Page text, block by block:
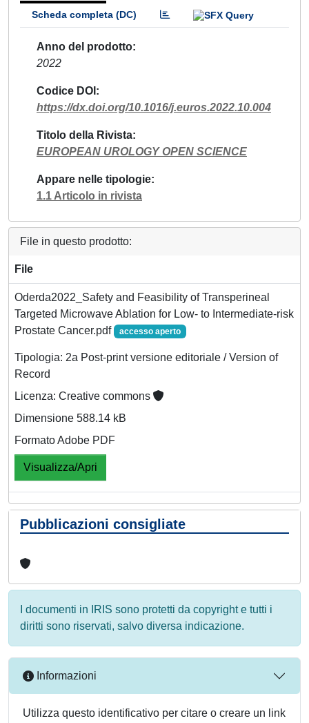
Scheda completa (DC)
Anno del prodotto
2022
Codice DOI
https://dx.doi.org/10.1016/j.euros.2022.10.004
Titolo della Rivista
EUROPEAN UROLOGY OPEN SCIENCE
Appare nelle tipologie
1.1 Articolo in rivista
File in questo prodotto:
File
Oderda2022_Safety and Feasibility of Transperineal
Targeted Microwave Ablation for Low- to Intermediate-risk
Prostate Cancer.pdf
accesso aperto
Tipologia: 2a Post-print versione editoriale / Version of
Record
Licenza: Creative commons
Dimensione 588.14 kB
Formato Adobe PDF
Visualizza/Apri
Pubblicazioni consigliate
I documenti in IRIS sono protetti da copyright e tutti i
diritti sono riservati, salvo diversa indicazione.
Informazioni
Utilizza questo identificativo per citare o creare un link